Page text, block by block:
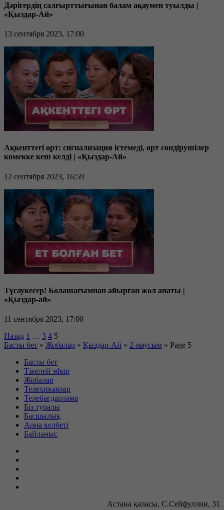
Дәрігердің салғырттығынан балам ақаумен туылды |
«Қыздар-Ай»
13 сентября 2023, 17:00
Ақкенттегі өрт: сигнализация істемеді, өрт сөндірушілер
көмекке кеш келді | «Қыздар-Ай»
12 сентября 2023, 16:59
Тұсаукесер! Болашағымнан айырған жол апаты |
«Қыздар-ай»
11 сентября 2023, 17:00
Posts
pagination
Назад 1 … 3 4 5
Басты бет » Жобалар » Қыздар-Ай » 2-маусым » Page 5
Басты бет
Тікелей эфир
Жобалар
Телехикаялар
Телебағдарлама
Біз туралы
Басшылық
Арна келбеті
Байланыс
Астана қаласы, С.Сейфуллин, 31